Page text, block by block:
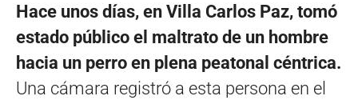
Hace unos días, en Villa Carlos Paz, tomó
estado público el maltrato de un hombre
hacia un perro en plena peatonal céntrica.
Una cámara registró a esta persona en el